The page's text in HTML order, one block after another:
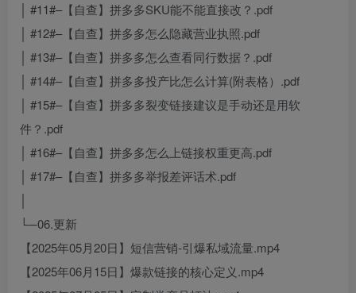
│ #11#–【自查】拼多多SKU能不能直接改？.pdf
│ #12#–【自查】拼多多怎么隐藏营业执照.pdf
│ #13#–【自查】拼多多怎么查看同行数据？.pdf
│ #14#–【自查】拼多多投产比怎么计算(附表格）.pdf
│ #15#–【自查】拼多多裂变链接建议是手动还是用软
件？.pdf
│ #16#–【自查】拼多多怎么上链接权重更高.pdf
│ #17#–【自查】拼多多举报差评话术.pdf
└─06.更新
【2025年05月20日】短信营销-引爆私域流量.mp4
【2025年06月15日】爆款链接的核心定义.mp4